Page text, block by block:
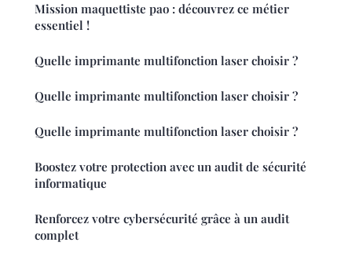
Mission maquettiste pao : découvrez ce métier
essentiel !
Quelle imprimante multifonction laser choisir ?
Quelle imprimante multifonction laser choisir ?
Quelle imprimante multifonction laser choisir ?
Boostez votre protection avec un audit de sécurité
informatique
Renforcez votre cybersécurité grâce à un audit
complet